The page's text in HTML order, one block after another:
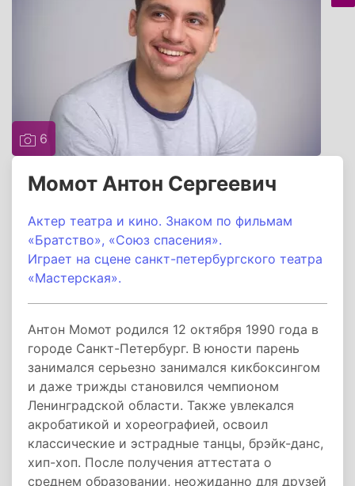
6
Момот Антон Сергеевич
Актер театра и кино. Знаком по фильмам
«Братство», «Союз спасения».
Играет на сцене санкт-петербургского театра
«Мастерская».
Антон Момот родился 12 октября 1990 года в
городе Санкт-Петербург. В юности парень
занимался серьезно занимался кикбоксингом
и даже трижды становился чемпионом
Ленинградской области. Также увлекался
акробатикой и хореографией, освоил
классические и эстрадные танцы, брэйк-данс,
хип-хоп. После получения аттестата о
среднем образовании, неожиданно для друзей